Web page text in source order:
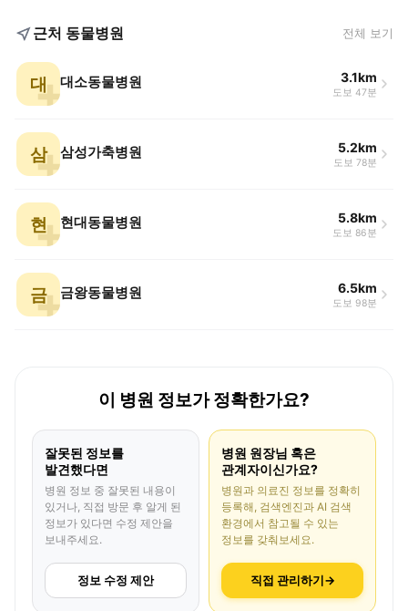
근처 동물병원 전체 보기
대 대소동물병원 3.1km
도보 47분
삼 삼성가축병원 5.2km
도보 78분
현 현대동물병원 5.8km
도보 86분
금 금왕동물병원 6.5km
도보 98분
이 병원 정보가 정확한가요?
잘못된 정보를
발견했다면
병원 정보 중 잘못된 내용이
있거나, 직접 방문 후 알게 된
정보가 있다면 수정 제안을
보내주세요.
정보 수정 제안
병원 원장님 혹은
관계자이신가요?
병원과 의료진 정보를 정확히
등록해, 검색엔진과 AI 검색
환경에서 참고될 수 있는
정보를 갖춰보세요.
직접 관리하기→